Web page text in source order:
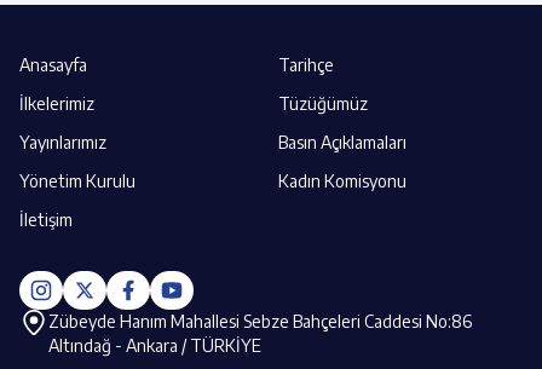
Anasayfa
Tarihçe
İlkelerimiz
Tüzüğümüz
Yayınlarımız
Basın Açıklamaları
Yönetim Kurulu
Kadın Komisyonu
İletişim
Zübeyde Hanım Mahallesi Sebze Bahçeleri Caddesi No:86
Altındağ - Ankara / TÜRKİYE